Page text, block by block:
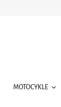
MOTOCYKLE